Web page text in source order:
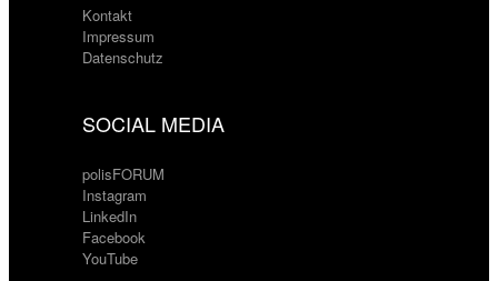
Kontakt
Impressum
Datenschutz
SOCIAL MEDIA
polisFORUM
Instagram
LinkedIn
Facebook
YouTube